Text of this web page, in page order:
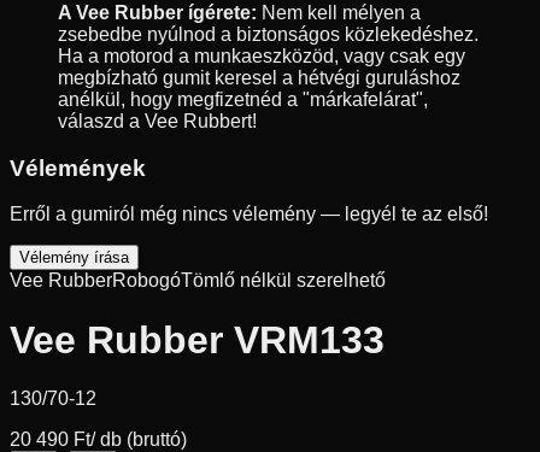
A Vee Rubber ígérete: Nem kell mélyen a
zsebedbe nyúlnod a biztonságos közlekedéshez.
Ha a motorod a munkaeszközöd, vagy csak egy
megbízható gumit keresel a hétvégi guruláshoz
anélkül, hogy megfizetnéd a "márkafelárat",
válaszd a Vee Rubbert!
Vélemények
Erről a gumiról még nincs vélemény — legyél te az első!
Vélemény írása
Vee RubberRobogóTömlő nélkül szerelhető
Vee Rubber VRM133
130/70-12
20 490 Ft/ db (bruttó)